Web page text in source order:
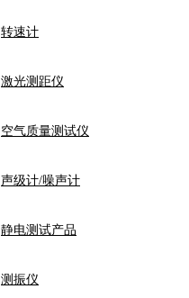
转速计
激光测距仪
空气质量测试仪
声级计/噪声计
静电测试产品
测振仪